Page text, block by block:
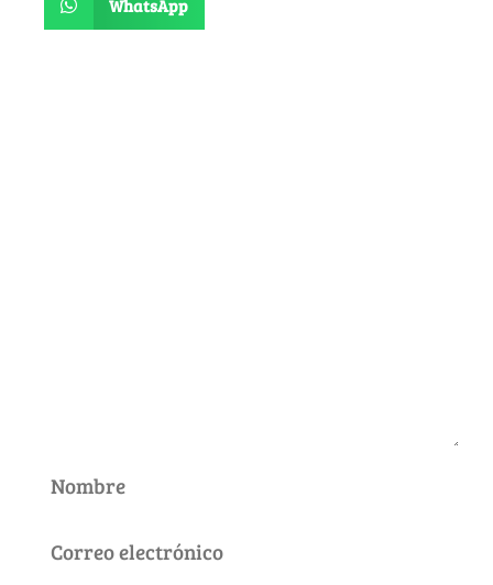
WhatsApp